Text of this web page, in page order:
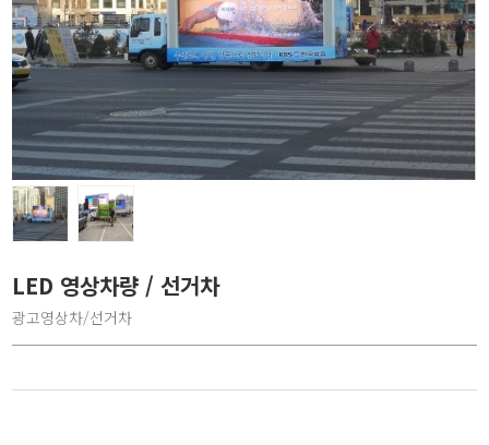
LED 영상차량 / 선거차
광고영상차/선거차